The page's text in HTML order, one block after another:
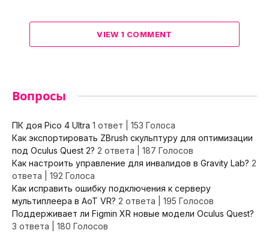
VIEW 1 COMMENT
Вопросы
ПК доя Pico 4 Ultra 1 ответ
153 Голоса
Как экспортировать ZBrush скульптуру для оптимизации
под Oculus Quest 2? 2 ответа
187 Голосов
Как настроить управление для инвалидов в Gravity Lab? 2
ответа
192 Голоса
Как исправить ошибку подключения к серверу
мультиплеера в AoT VR? 2 ответа
195 Голосов
Поддерживает ли Figmin XR новые модели Oculus Quest?
3 ответа
180 Голосов